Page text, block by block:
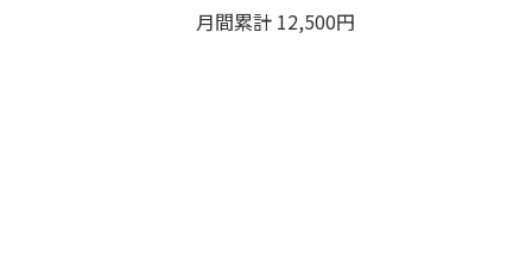
月間累計 12,500円